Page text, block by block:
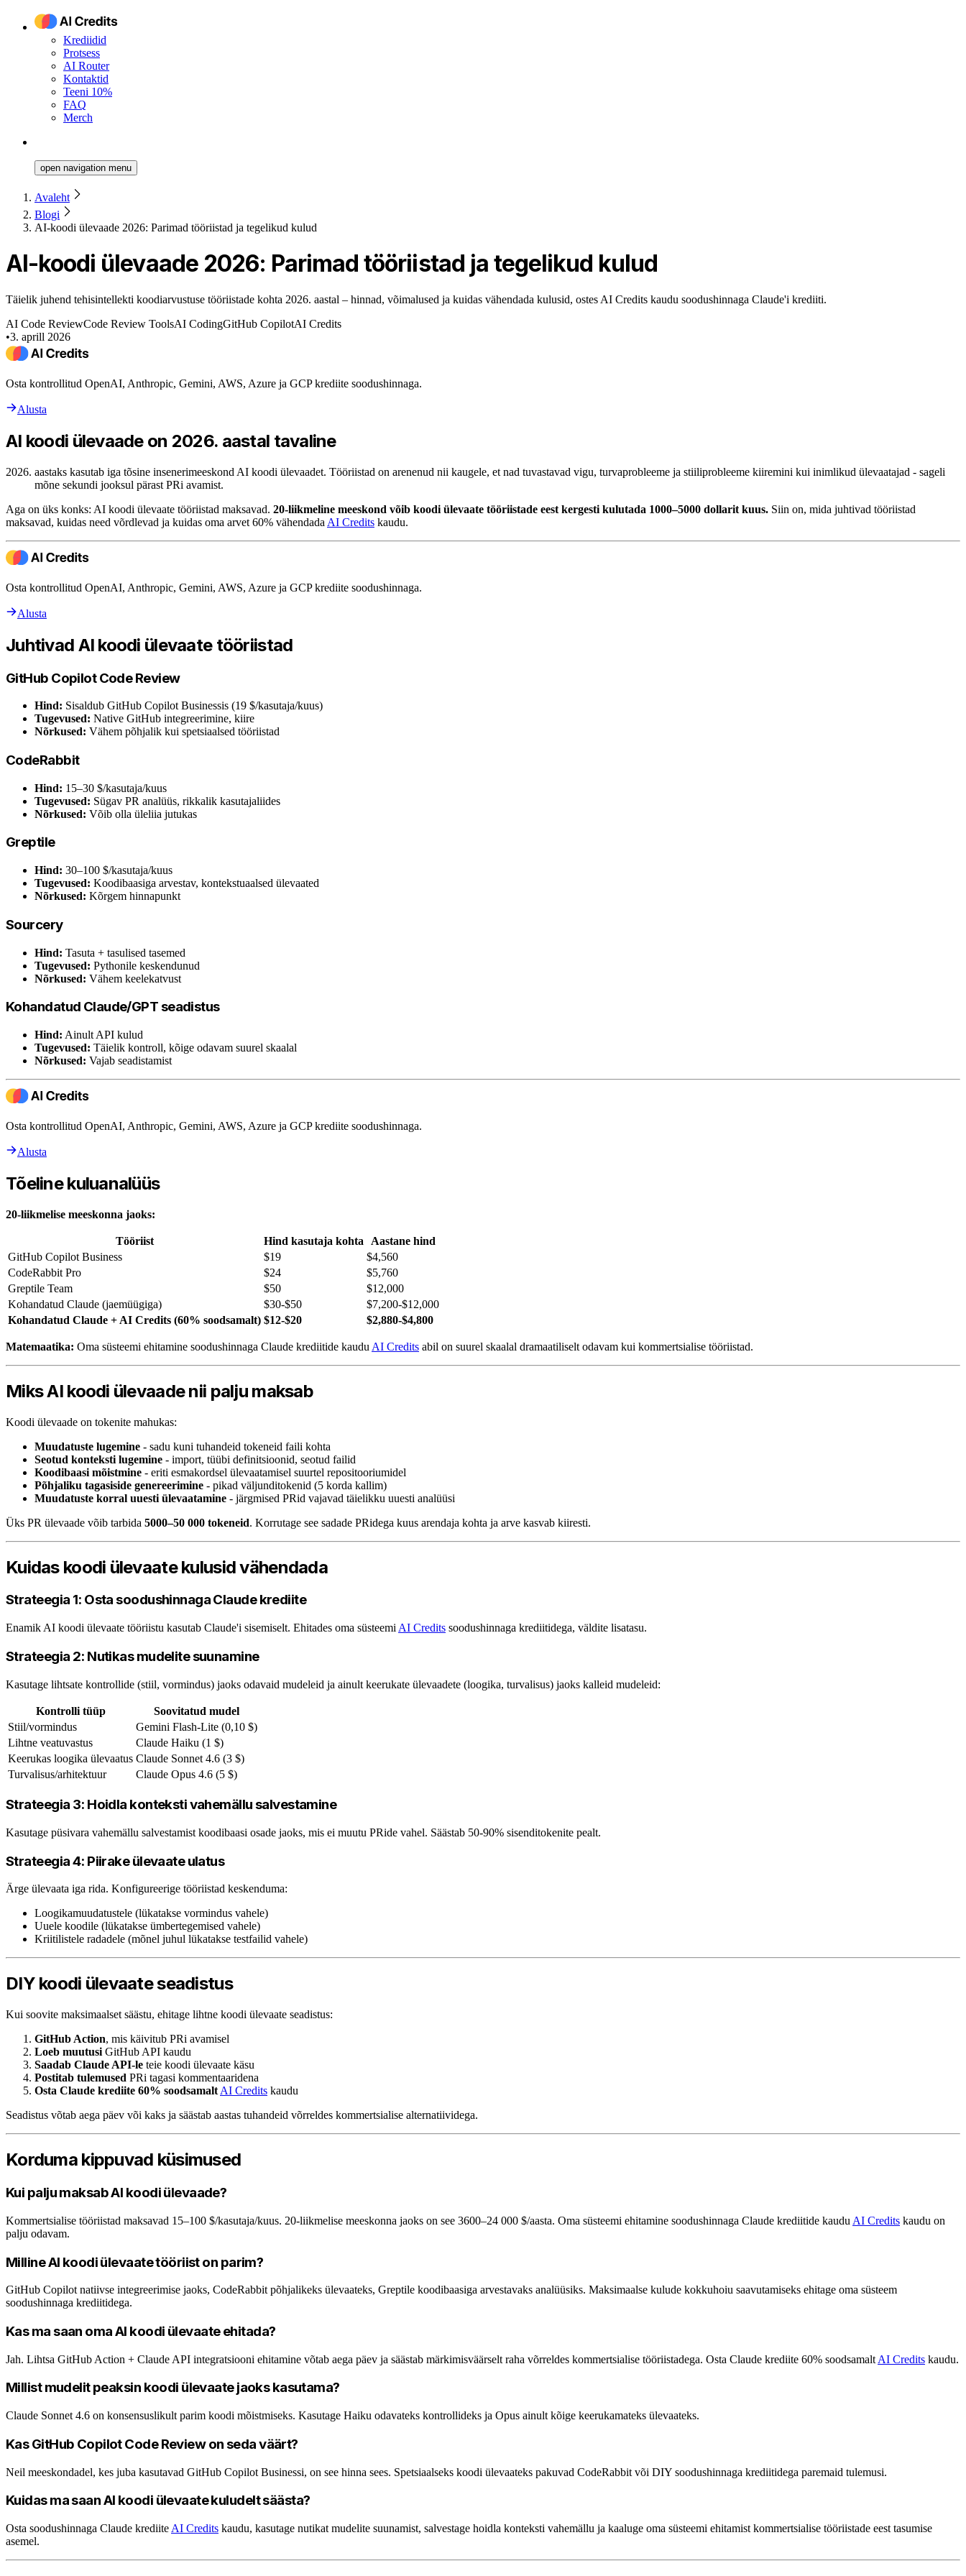
Krediidid
Protsess
AI Router
Kontaktid
Teeni 10%
FAQ
Merch
open navigation menu
Avaleht
Blogi
AI-koodi ülevaade 2026: Parimad tööriistad ja tegelikud kulud
AI-koodi ülevaade 2026: Parimad tööriistad ja tegelikud kulud
Täielik juhend tehisintellekti koodiarvustuse tööriistade kohta 2026. aastal – hinnad, võimalused ja kuidas vähendada kulusid, ostes AI Credits kaudu soodushinnaga Claude'i krediiti.
AI Code ReviewCode Review ToolsAI CodingGitHub CopilotAI Credits
•3. aprill 2026
Osta kontrollitud OpenAI, Anthropic, Gemini, AWS, Azure ja GCP krediite soodushinnaga.
Alusta
AI koodi ülevaade on 2026. aastal tavaline
aastaks kasutab iga tõsine insenerimeeskond AI koodi ülevaadet. Tööriistad on arenenud nii kaugele, et nad tuvastavad vigu, turvaprobleeme ja stiiliprobleeme kiiremini kui inimlikud ülevaatajad - sageli
mõne sekundi jooksul pärast PRi avamist.
Aga on üks konks: AI koodi ülevaate tööriistad maksavad. 20-liikmeline meeskond võib koodi ülevaate tööriistade eest kergesti kulutada 1000–5000 dollarit kuus. Siin on, mida juhtivad tööriistad
maksavad, kuidas need võrdlevad ja kuidas oma arvet 60% vähendada AI Credits kaudu.
Osta kontrollitud OpenAI, Anthropic, Gemini, AWS, Azure ja GCP krediite soodushinnaga.
Alusta
Juhtivad AI koodi ülevaate tööriistad
GitHub Copilot Code Review
Hind: Sisaldub GitHub Copilot Businessis (19 $/kasutaja/kuus)
Tugevused: Native GitHub integreerimine, kiire
Nõrkused: Vähem põhjalik kui spetsiaalsed tööriistad
CodeRabbit
Hind: 15–30 $/kasutaja/kuus
Tugevused: Sügav PR analüüs, rikkalik kasutajaliides
Nõrkused: Võib olla üleliia jutukas
Greptile
Hind: 30–100 $/kasutaja/kuus
Tugevused: Koodibaasiga arvestav, kontekstuaalsed ülevaated
Nõrkused: Kõrgem hinnapunkt
Sourcery
Hind: Tasuta + tasulised tasemed
Tugevused: Pythonile keskendunud
Nõrkused: Vähem keelekatvust
Kohandatud Claude/GPT seadistus
Hind: Ainult API kulud
Tugevused: Täielik kontroll, kõige odavam suurel skaalal
Nõrkused: Vajab seadistamist
Osta kontrollitud OpenAI, Anthropic, Gemini, AWS, Azure ja GCP krediite soodushinnaga.
Alusta
Tõeline kuluanalüüs
20-liikmelise meeskonna jaoks:
Tööriist Hind kasutaja kohta
Aastane hind
GitHub Copilot Business
$19
$4,560
CodeRabbit Pro
$24
$5,760
Greptile Team
$50
$12,000
Kohandatud Claude (jaemüügiga)
$30-$50
$7,200-$12,000
Kohandatud Claude + AI Credits (60% soodsamalt) $12-$20 $2,880-$4,800
Matemaatika: Oma süsteemi ehitamine soodushinnaga Claude krediitide kaudu AI Credits abil on suurel skaalal dramaatiliselt odavam kui kommertsialise tööriistad.
Miks AI koodi ülevaade nii palju maksab
Koodi ülevaade on tokenite mahukas:
Muudatuste lugemine - sadu kuni tuhandeid tokeneid faili kohta
Seotud konteksti lugemine - import, tüübi definitsioonid, seotud failid
Koodibaasi mõistmine - eriti esmakordsel ülevaatamisel suurtel repositooriumidel
Põhjaliku tagasiside genereerimine - pikad väljunditokenid (5 korda kallim)
Muudatuste korral uuesti ülevaatamine - järgmised PRid vajavad täielikku uuesti analüüsi
Üks PR ülevaade võib tarbida 5000–50 000 tokeneid. Korrutage see sadade PRidega kuus arendaja kohta ja arve kasvab kiiresti.
Kuidas koodi ülevaate kulusid vähendada
Strateegia 1: Osta soodushinnaga Claude krediite
Enamik AI koodi ülevaate tööriistu kasutab Claude'i sisemiselt. Ehitades oma süsteemi AI Credits soodushinnaga krediitidega, väldite lisatasu.
Strateegia 2: Nutikas mudelite suunamine
Kasutage lihtsate kontrollide (stiil, vormindus) jaoks odavaid mudeleid ja ainult keerukate ülevaadete (loogika, turvalisus) jaoks kalleid mudeleid:
Kontrolli tüüp
Soovitatud mudel
Stiil/vormindus
Gemini Flash-Lite (0,10 $)
Lihtne veatuvastus
Claude Haiku (1 $)
Keerukas loogika ülevaatus Claude Sonnet 4.6 (3 $)
Turvalisus/arhitektuur
Claude Opus 4.6 (5 $)
Strateegia 3: Hoidla konteksti vahemällu salvestamine
Kasutage püsivara vahemällu salvestamist koodibaasi osade jaoks, mis ei muutu PRide vahel. Säästab 50-90% sisenditokenite pealt.
Strateegia 4: Piirake ülevaate ulatus
Ärge ülevaata iga rida. Konfigureerige tööriistad keskenduma:
Loogikamuudatustele (lükatakse vormindus vahele)
Uuele koodile (lükatakse ümbertegemised vahele)
Kriitilistele radadele (mõnel juhul lükatakse testfailid vahele)
DIY koodi ülevaate seadistus
Kui soovite maksimaalset säästu, ehitage lihtne koodi ülevaate seadistus:
GitHub Action, mis käivitub PRi avamisel
Loeb muutusi GitHub API kaudu
Saadab Claude API-le teie koodi ülevaate käsu
Postitab tulemused PRi tagasi kommentaaridena
Osta Claude krediite 60% soodsamalt AI Credits kaudu
Seadistus võtab aega päev või kaks ja säästab aastas tuhandeid võrreldes kommertsialise alternatiividega.
Korduma kippuvad küsimused
Kui palju maksab AI koodi ülevaade?
Kommertsialise tööriistad maksavad 15–100 $/kasutaja/kuus. 20-liikmelise meeskonna jaoks on see 3600–24 000 $/aasta. Oma süsteemi ehitamine soodushinnaga Claude krediitide kaudu AI Credits kaudu on
palju odavam.
Milline AI koodi ülevaate tööriist on parim?
GitHub Copilot natiivse integreerimise jaoks, CodeRabbit põhjalikeks ülevaateks, Greptile koodibaasiga arvestavaks analüüsiks. Maksimaalse kulude kokkuhoiu saavutamiseks ehitage oma süsteem
soodushinnaga krediitidega.
Kas ma saan oma AI koodi ülevaate ehitada?
Jah. Lihtsa GitHub Action + Claude API integratsiooni ehitamine võtab aega päev ja säästab märkimisväärselt raha võrreldes kommertsialise tööriistadega. Osta Claude krediite 60% soodsamalt AI Credits kaudu.
Millist mudelit peaksin koodi ülevaate jaoks kasutama?
Claude Sonnet 4.6 on konsensuslikult parim koodi mõistmiseks. Kasutage Haiku odavateks kontrollideks ja Opus ainult kõige keerukamateks ülevaateks.
Kas GitHub Copilot Code Review on seda väärt?
Neil meeskondadel, kes juba kasutavad GitHub Copilot Businessi, on see hinna sees. Spetsiaalseks koodi ülevaateks pakuvad CodeRabbit või DIY soodushinnaga krediitidega paremaid tulemusi.
Kuidas ma saan AI koodi ülevaate kuludelt säästa?
Osta soodushinnaga Claude krediite AI Credits kaudu, kasutage nutikat mudelite suunamist, salvestage hoidla konteksti vahemällu ja kaaluge oma süsteemi ehitamist kommertsialise tööriistade eest tasumise
asemel.